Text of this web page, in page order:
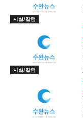
사설/칼럼
사설/칼럼